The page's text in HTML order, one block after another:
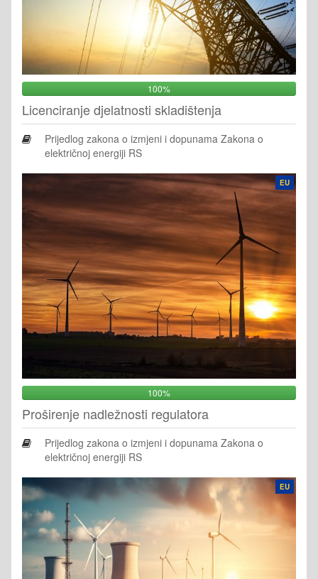
100%
Licenciranje djelatnosti skladištenja
Prijedlog zakona o izmjeni i dopunama Zakona o
električnoj energiji RS
EU
100%
Proširenje nadležnosti regulatora
Prijedlog zakona o izmjeni i dopunama Zakona o
električnoj energiji RS
EU